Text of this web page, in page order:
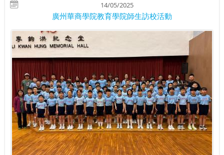
14/05/2025
廣州華商學院教育學院師生訪校活動